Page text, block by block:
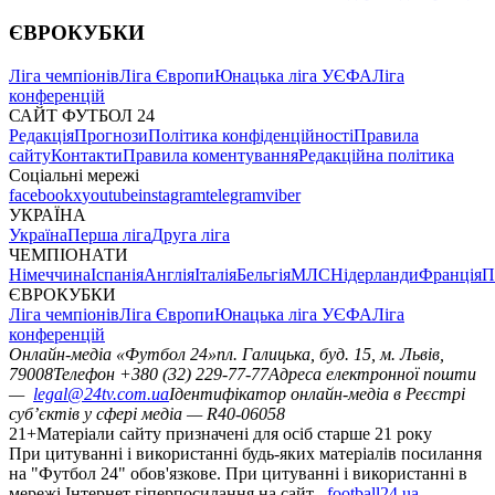
ЄВРОКУБКИ
Ліга чемпіонівЛіга ЄвропиЮнацька ліга УЄФАЛіга
конференцій
САЙТ ФУТБОЛ 24
РедакціяПрогнозиПолітика конфіденційностіПравила
сайтуКонтактиПравила коментуванняРедакційна політика
Соціальні мережі
facebookxyoutubeinstagramtelegramviber
УКРАЇНА
УкраїнаПерша лігаДруга ліга
ЧЕМПІОНАТИ
НімеччинаІспаніяАнгліяІталіяБельгіяМЛСНідерландиФранція
ЄВРОКУБКИ
Ліга чемпіонівЛіга ЄвропиЮнацька ліга УЄФАЛіга
конференцій
Онлайн-медіа «Футбол 24»пл. Галицька, буд. 15, м. Львів,
79008Телефон +380 (32) 229-77-77Адреса електронної пошти
— legal@24tv.com.uaІдентифікатор онлайн-медіа в Реєстрі
суб’єктів у сфері медіа — R40-06058
21+Матеріали сайту призначені для осіб старше 21 року
При цитуванні і використанні будь-яких матеріалів посилання
на "Футбол 24" обов'язкове. При цитуванні і використанні в